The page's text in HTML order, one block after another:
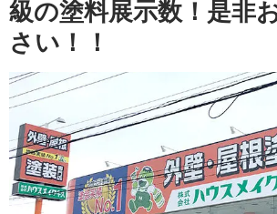
級の塗料展示数！是非
さい！！